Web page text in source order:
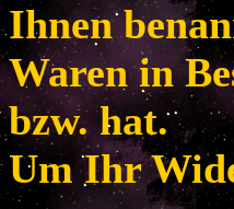
Ihnen
Waren in
bzw. hat.
Um Ihr